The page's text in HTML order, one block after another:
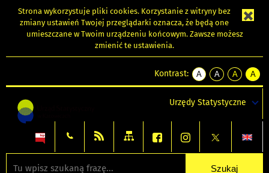
Strona wykorzystuje pliki cookies. Korzystanie z witryny bez
zmiany ustawień Twojej przeglądarki oznacza, że będą one
umieszczane w Twoim urządzeniu końcowym. Zawsze możesz
zmienić te ustawienia.
Kontrast:
A
kontrast
A
kontrast
tekst
czarnym
A
kontrast
tekst
czarnym
A
tekst
żółtym
Urzędy Statystyczne